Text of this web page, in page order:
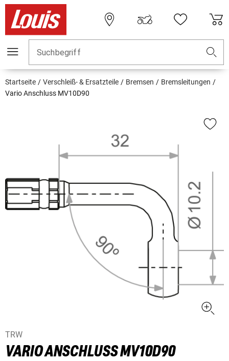
Suchbegriff
Startseite Verschleiß- & Ersatzteile Bremsen
Bremsleitungen
Vario Anschluss MV10D90
TRW
VARIO ANSCHLUSS MV10D90